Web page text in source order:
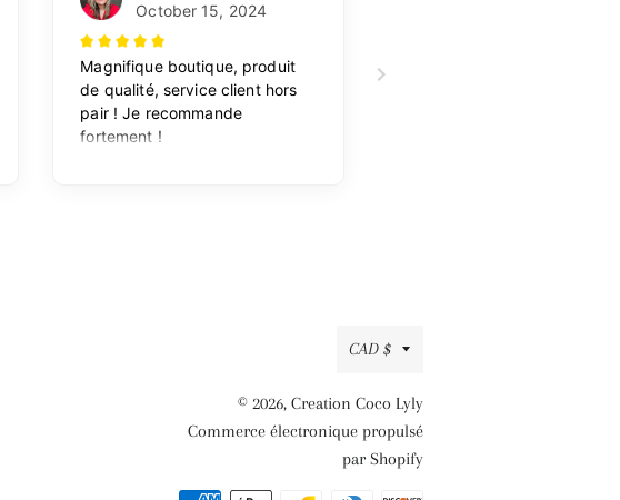
Devise
CAD $
© 2026, Creation Coco Lyly
Commerce électronique propulsé
par Shopify